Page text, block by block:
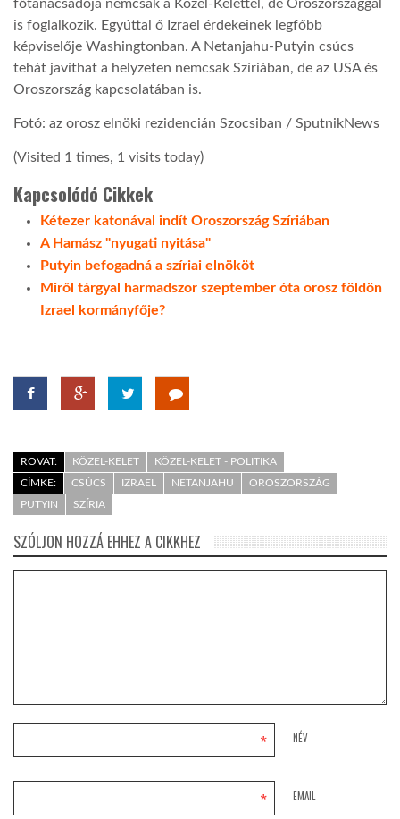
főtanácsadója nemcsak a Közel-Kelettel, de Oroszországgal
is foglalkozik. Egyúttal ő Izrael érdekeinek legfőbb
képviselője Washingtonban. A Netanjahu-Putyin csúcs
tehát javíthat a helyzeten nemcsak Szíriában, de az USA és
Oroszország kapcsolatában is.
Fotó: az orosz elnöki rezidencián Szocsiban / SputnikNews
(Visited 1 times, 1 visits today)
Kapcsolódó Cikkek
Kétezer katonával indít Oroszország Szíriában
A Hamász "nyugati nyitása"
Putyin befogadná a szíriai elnököt
Miről tárgyal harmadszor szeptember óta orosz földön
Izrael kormányfője?
ROVAT: KÖZEL-KELET
KÖZEL-KELET - POLITIKA
CÍMKE:
CSÚCS IZRAEL NETANJAHU
OROSZORSZÁG
PUTYIN
SZÍRIA
SZÓLJON HOZZÁ EHHEZ A CIKKHEZ
NÉV
*
EMAIL
*